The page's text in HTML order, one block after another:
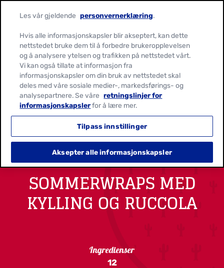
SOMMERWRAPS MED
KYLLING OG RUCCOLA
Ingredienser
12
Les vår gjeldende personvernerklæring.
Hvis alle informasjonskapsler blir akseptert, kan dette
nettstedet bruke dem til å forbedre brukeropplevelsen
og å analysere ytelsen og trafikken på nettstedet vårt.
Vi kan også tillate at informasjon fra
informasjonskapsler om din bruk av nettstedet skal
deles med våre sosiale medier-, markedsførings- og
analysepartnere. Se våre retningslinjer for
informasjonskapslerfor å lære mer.
Tilpass innstillinger
Aksepter alle informasjonskapsler